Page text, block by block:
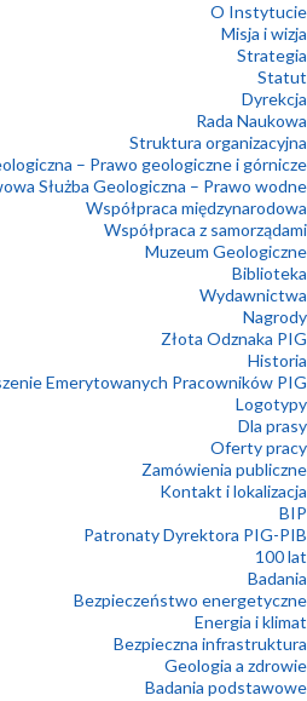
O Instytucie
Misja i wizja
Strategia
Statut
Dyrekcja
Rada Naukowa
Struktura organizacyjna
– Prawo geologiczne i górnicze
Służba Geologiczna – Prawo wodne
Współpraca międzynarodowa
Współpraca z samorządami
Muzeum Geologiczne
Biblioteka
Wydawnictwa
Nagrody
Złota Odznaka PIG
Historia
Emerytowanych Pracowników PIG
Logotypy
Dla prasy
Oferty pracy
Zamówienia publiczne
Kontakt i lokalizacja
BIP
Patronaty Dyrektora PIG-PIB
100 lat
Badania
Bezpieczeństwo energetyczne
Energia i klimat
Bezpieczna infrastruktura
Geologia a zdrowie
Badania podstawowe